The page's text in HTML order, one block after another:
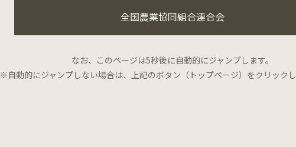
全国農業協同組合連合会
なお、このページは5秒後に自動的にジャンプします。
※自動的にジャンプしない場合は、上記のボタン（トップページ）をクリックし